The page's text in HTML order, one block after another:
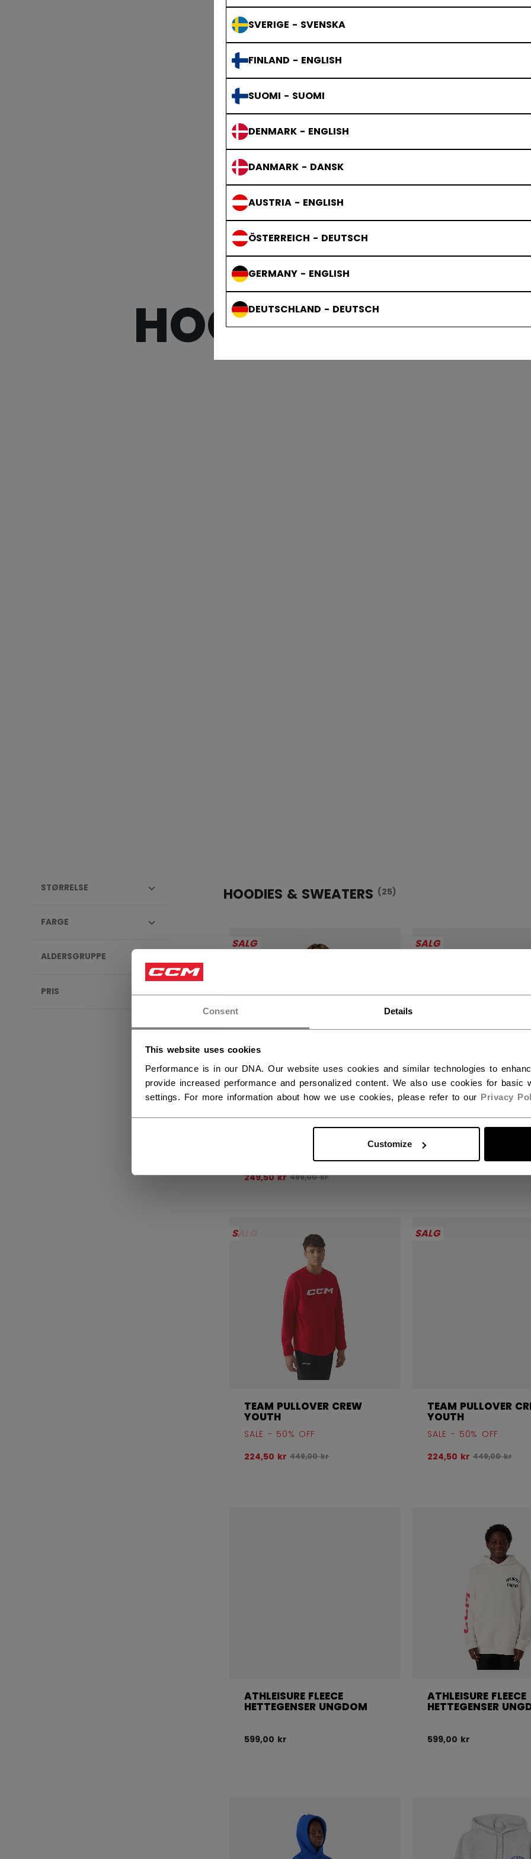
Consent Details
This website uses cookies
Performance is in our DNA. Our website uses cookies and similar technologies to
provide increased performance and personalized content. We also use cookies for basic
settings. For more information about how we use cookies, please refer to our Privacy
Customize
SVERIGE - SVENSKA
FINLAND - ENGLISH
SUOMI - SUOMI
DENMARK - ENGLISH
DANMARK - DANSK
AUSTRIA - ENGLISH
ÖSTERREICH - DEUTSCH
GERMANY - ENGLISH
DEUTSCHLAND - DEUTSCH
HOODIES &
STØRRELSE
FARGE
ALDERSGRUPPE
PRIS
HOODIES & SWEATERS (25)
SALG
VINTAGE CREWNECK
GENSER MED RUND HALS
249,50 krOpprinnelig pris før rabatt var
499,00 kr
SALG
VINTAGE PULLOVER
HETTEGENSER BARN
SALG
TEAM PULLOVER CREW
YOUTH
SALE - 50% OFF
224,50 krOpprinnelig pris før rabatt var
449,00 kr
SALG
TEAM PULLOVER
YOUTH
SALE - 50% OFF
224,50 krOpprinnelig
449,00 kr
ATHLEISURE FLEECE
HETTEGENSER UNGDOM
599,00 kr
ATHLEISURE FLEECE
HETTEGENSER
599,00 kr